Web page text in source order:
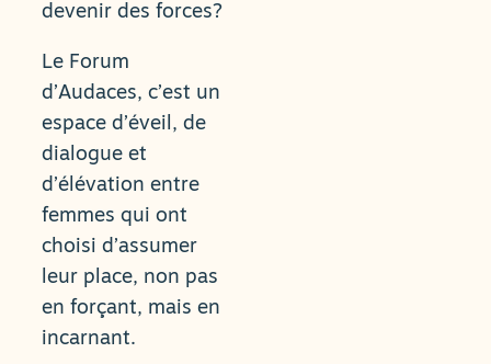
devenir des forces?
Le Forum
d’Audaces, c’est un
espace d’éveil, de
dialogue et
d’élévation entre
femmes qui ont
choisi d’assumer
leur place, non pas
en forçant, mais en
incarnant.